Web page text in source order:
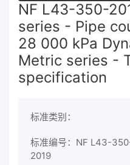
NF L43-350-
series - Pipe
28 000 kPa
Metric series -
specification
标准类别：
标准编号：NF L43-
2019